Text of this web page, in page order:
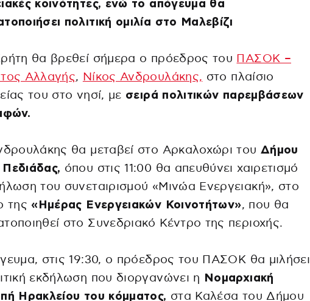
κοινότητες, ενώ το απόγευμα θα
πολιτική ομιλία στο Μαλεβίζι
θα βρεθεί σήμερα ο πρόεδρος του
ΠΑΣΟΚ –
Αλλαγής, Νίκος Ανδρουλάκης, στο πλαίσιο
του στο νησί, με σειρά πολιτικών παρεμβάσεων
θα μεταβεί στο Αρκαλοχώρι του Δήμου
όπου στις 11:00 θα απευθύνει χαιρετισμό
του συνεταιρισμού «Μινώα Ενεργειακή», στο
της «Ημέρας Ενεργειακών Κοινοτήτων», που θα
στο Συνεδριακό Κέντρο της περιοχής.
στις 19:30, ο πρόεδρος του ΠΑΣΟΚ θα μιλήσει
εκδήλωση που διοργανώνει η
Νομαρχιακή
Ηρακλείου του κόμματος, στα Καλέσα του Δήμου